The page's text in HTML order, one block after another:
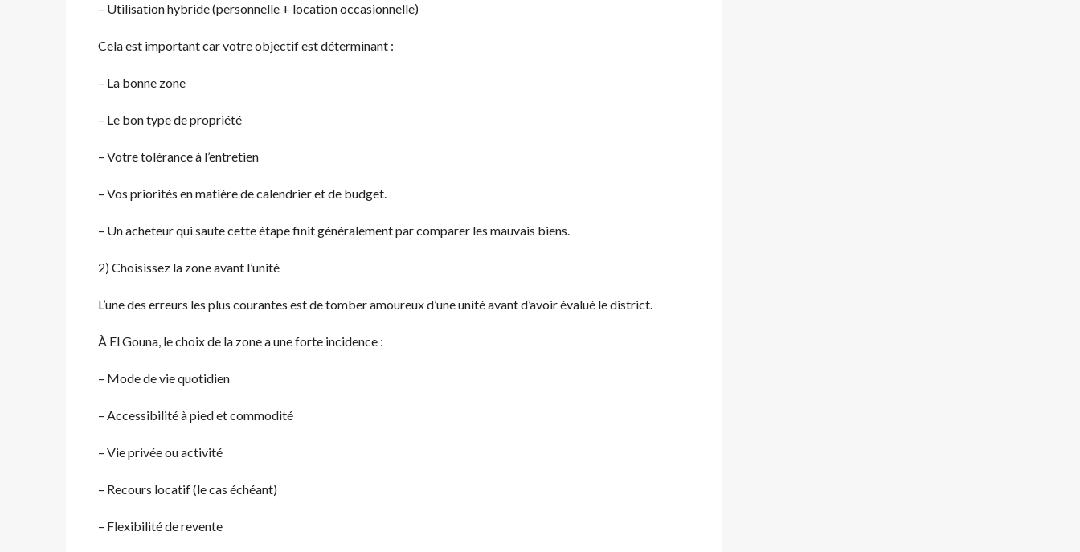
– Utilisation hybride (personnelle + location occasionnelle)
Cela est important car votre objectif est déterminant :
– La bonne zone
– Le bon type de propriété
– Votre tolérance à l’entretien
– Vos priorités en matière de calendrier et de budget.
– Un acheteur qui saute cette étape finit généralement par comparer les mauvais biens.
2) Choisissez la zone avant l’unité
L’une des erreurs les plus courantes est de tomber amoureux d’une unité avant d’avoir évalué le district.
À El Gouna, le choix de la zone a une forte incidence :
– Mode de vie quotidien
– Accessibilité à pied et commodité
– Vie privée ou activité
– Recours locatif (le cas échéant)
– Flexibilité de revente